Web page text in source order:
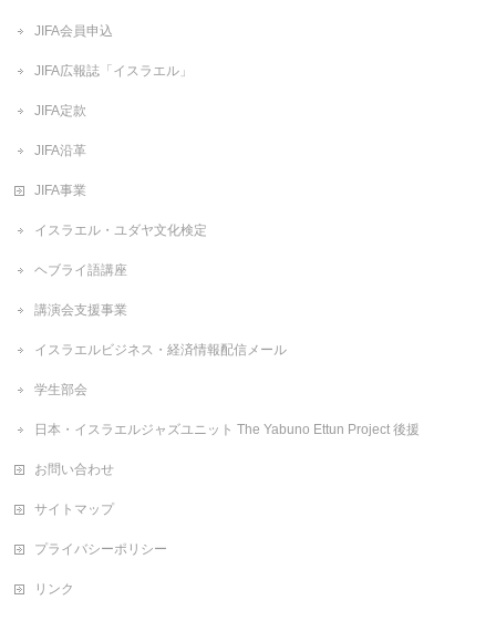
JIFA会員申込
JIFA広報誌「イスラエル」
JIFA定款
JIFA沿革
JIFA事業
イスラエル・ユダヤ文化検定
ヘブライ語講座
講演会支援事業
イスラエルビジネス・経済情報配信メール
学生部会
日本・イスラエルジャズユニット The Yabuno Ettun Project 後援
お問い合わせ
サイトマップ
プライバシーポリシー
リンク